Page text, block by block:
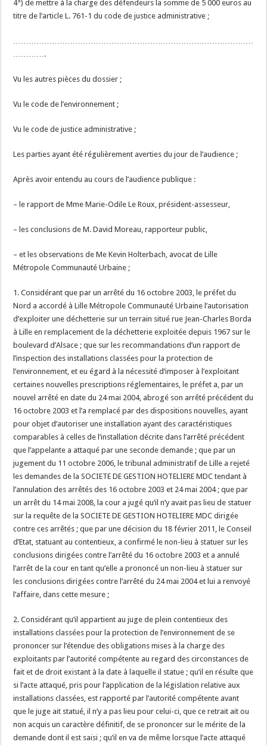
4°) de mettre à la charge des défendeurs la somme de 5 000 euros au
titre de l’article L. 761-1 du code de justice administrative ;
…………………………………………………………………………………
………….
Vu les autres pièces du dossier ;
Vu le code de l’environnement ;
Vu le code de justice administrative ;
Les parties ayant été régulièrement averties du jour de l’audience ;
Après avoir entendu au cours de l’audience publique :
– le rapport de Mme Marie-Odile Le Roux, président-assesseur,
– les conclusions de M. David Moreau, rapporteur public,
– et les observations de Me Kevin Holterbach, avocat de Lille
Métropole Communauté Urbaine ;
1. Considérant que par un arrêté du 16 octobre 2003, le préfet du
Nord a accordé à Lille Métropole Communauté Urbaine l’autorisation
d’exploiter une déchetterie sur un terrain situé rue Jean-Charles Borda
à Lille en remplacement de la déchetterie exploitée depuis 1967 sur le
boulevard d’Alsace ; que sur les recommandations d’un rapport de
l’inspection des installations classées pour la protection de
l’environnement, et eu égard à la nécessité d’imposer à l’exploitant
certaines nouvelles prescriptions réglementaires, le préfet a, par un
nouvel arrêté en date du 24 mai 2004, abrogé son arrêté précédent du
16 octobre 2003 et l’a remplacé par des dispositions nouvelles, ayant
pour objet d’autoriser une installation ayant des caractéristiques
comparables à celles de l’installation décrite dans l’arrêté précédent
que l’appelante a attaqué par une seconde demande ; que par un
jugement du 11 octobre 2006, le tribunal administratif de Lille a rejeté
les demandes de la SOCIETE DE GESTION HOTELIERE MDC tendant à
l’annulation des arrêtés des 16 octobre 2003 et 24 mai 2004 ; que par
un arrêt du 14 mai 2008, la cour a jugé qu’il n’y avait pas lieu de statuer
sur la requête de la SOCIETE DE GESTION HOTELIERE MDC dirigée
contre ces arrêtés ; que par une décision du 18 février 2011, le Conseil
d’Etat, statuant au contentieux, a confirmé le non-lieu à statuer sur les
conclusions dirigées contre l’arrêté du 16 octobre 2003 et a annulé
l’arrêt de la cour en tant qu’elle a prononcé un non-lieu à statuer sur
les conclusions dirigées contre l’arrêté du 24 mai 2004 et lui a renvoyé
l’affaire, dans cette mesure ;
2. Considérant qu’il appartient au juge de plein contentieux des
installations classées pour la protection de l’environnement de se
prononcer sur l’étendue des obligations mises à la charge des
exploitants par l’autorité compétente au regard des circonstances de
fait et de droit existant à la date à laquelle il statue ; qu’il en résulte que
si l’acte attaqué, pris pour l’application de la législation relative aux
installations classées, est rapporté par l’autorité compétente avant
que le juge ait statué, il n’y a pas lieu pour celui-ci, que ce retrait ait ou
non acquis un caractère définitif, de se prononcer sur le mérite de la
demande dont il est saisi ; qu’il en va de même lorsque l’acte attaqué